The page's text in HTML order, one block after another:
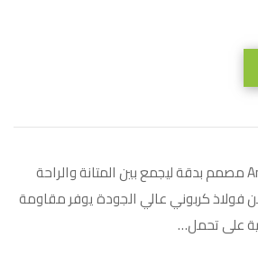
مفك براغي من Anprofile مصمم بدقة ليجمع بين المتانة والراحة
فولاذ كربوني عالي الجودة يوفر مقاومة
على تحمل…